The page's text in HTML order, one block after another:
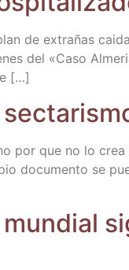
de extra­ñas
del «Caso
[…]
por que no lo
docu­men­to se